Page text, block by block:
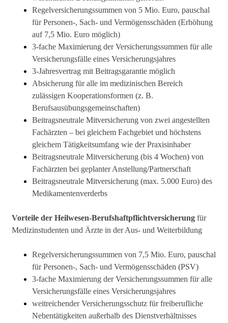
Regelversicherungssummen von 5 Mio. Euro, pauschal
für Personen-, Sach- und Vermögensschäden (Erhöhung
auf 7,5 Mio. Euro möglich)
3-fache Maximierung der Versicherungssummen für alle
Versicherungsfälle eines Versicherungsjahres
3-Jahresvertrag mit Beitragsgarantie möglich
Absicherung für alle im medizinischen Bereich
zulässigen Kooperationsformen (z. B.
Berufsausübungsgemeinschaften)
Beitragsneutrale Mitversicherung von zwei angestellten
Fachärzten – bei gleichem Fachgebiet und höchstens
gleichem Tätigkeitsumfang wie der Praxisinhaber
Beitragsneutrale Mitversicherung (bis 4 Wochen) von
Fachärzten bei geplanter Anstellung/Partnerschaft
Beitragsneutrale Mitversicherung (max. 5.000 Euro) des
Medikamentenverderbs
Vorteile der Heilwesen-Berufshaftpflichtversicherung für
Medizinstudenten und Ärzte in der Aus- und Weiterbildung
Regelversicherungssummen von 7,5 Mio. Euro, pauschal
für Personen-, Sach- und Vermögensschäden (PSV)
3-fache Maximierung der Versicherungssummen für alle
Versicherungsfälle eines Versicherungsjahres
weitreichender Versicherungsschutz für freiberufliche
Nebentätigkeiten außerhalb des Dienstverhältnisses